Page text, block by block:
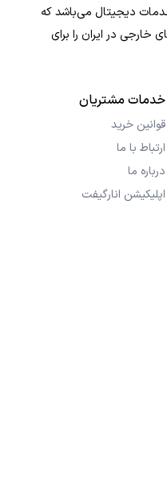
دیجیتال می‌باشد که
خارجی در ایران را برای
ارائه تجربه‌ای سریع، امن و
در کمترین زمان دریافت
خدمات مشتریان
قوانین خرید
ارتباط با ما
درباره ما
اپلیکیشن انارگیفت